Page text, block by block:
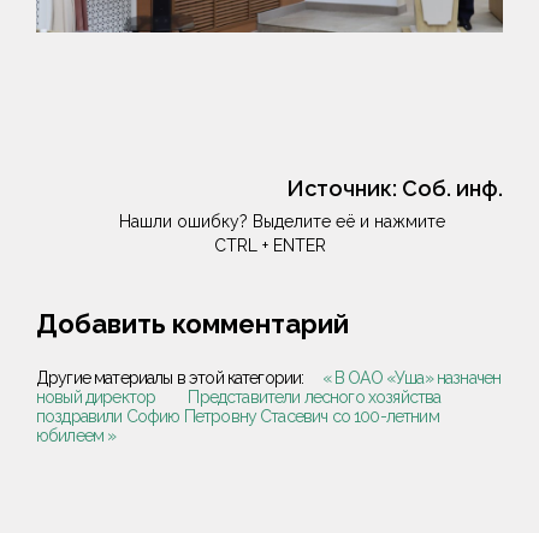
Источник: Соб. инф.
Нашли ошибку? Выделите её и нажмите
CTRL + ENTER
Добавить комментарий
Другие материалы в этой категории:
« В ОАО «Уша» назначен
новый директор
Представители лесного хозяйства
поздравили Софию Петровну Стасевич со 100-летним
юбилеем »